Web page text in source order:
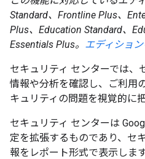
Standard、Frontline Plus、
Plus、Education Standard、
Essentials Plus。 エディショ
セキュリティ センターでは、
情報や分析を確認し、ご利用
キュリティの問題を視覚的に
セキュリティ センターは
定を拡張するものであり、セ
報をレポート形式で表示しま